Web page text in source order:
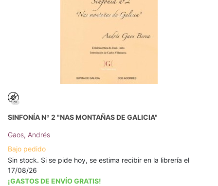
SINFONÍA Nº 2 "NAS MONTAÑAS DE GALICIA"
Gaos, Andrés
Bajo pedido
Sin stock. Si se pide hoy, se estima recibir en la librería el
17/08/26
¡GASTOS DE ENVÍO GRATIS!